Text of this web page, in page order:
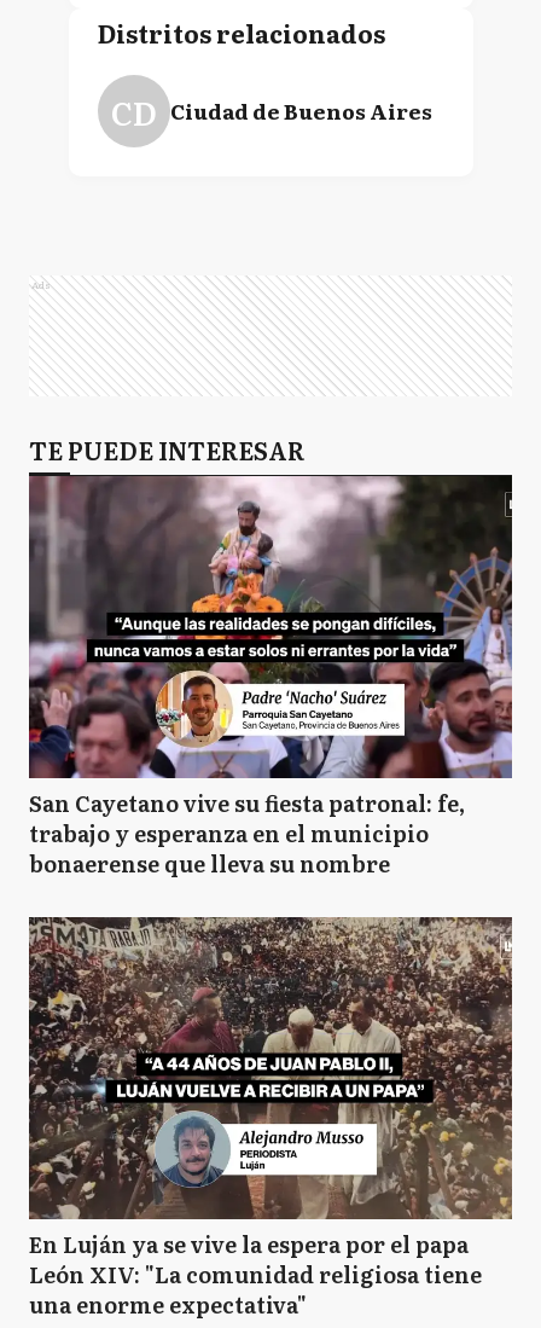
Distritos relacionados
CD Ciudad de Buenos Aires
Ads
TE PUEDE INTERESAR
San Cayetano vive su fiesta patronal: fe,
trabajo y esperanza en el municipio
bonaerense que lleva su nombre
En Luján ya se vive la espera por el papa
León XIV: "La comunidad religiosa tiene
una enorme expectativa"